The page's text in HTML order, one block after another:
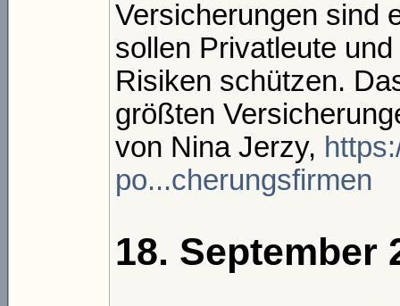
Versicherungen sind
sollen Privatleute
Risiken schützen.
größten
von Nina Jerzy,
po...cherungsfirmen
18. September